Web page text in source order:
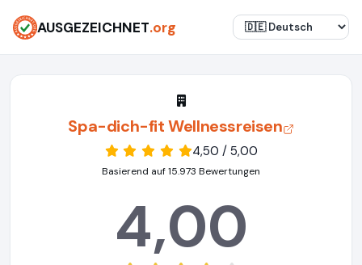
AUSGEZEICHNET.org
Spa-dich-fit Wellnessreisen
4,50 / 5,00
Basierend auf 15.973 Bewertungen
4,00